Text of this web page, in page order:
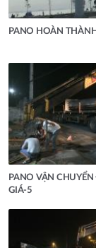
PANO HOÀN
PANO VẬN CHUYỂN
GIÁ-5